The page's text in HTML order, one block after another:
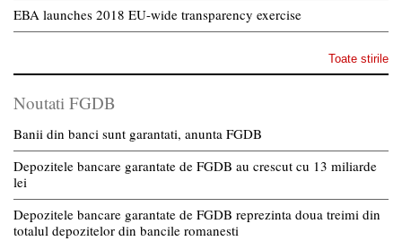
EBA launches 2018 EU-wide transparency exercise
Toate stirile
Noutati FGDB
Banii din banci sunt garantati, anunta FGDB
Depozitele bancare garantate de FGDB au crescut cu 13 miliarde
lei
Depozitele bancare garantate de FGDB reprezinta doua treimi din
totalul depozitelor din bancile romanesti